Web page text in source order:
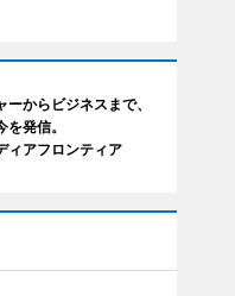
ーからビジネスまで、
を発信。
ィアフロンティア